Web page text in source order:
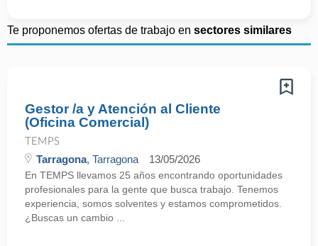
Te proponemos ofertas de trabajo en sectores similares
Gestor /a y Atención al Cliente
(Oficina Comercial)
TEMPS
Tarragona, Tarragona 13/05/2026
En TEMPS llevamos 25 años encontrando oportunidades
profesionales para la gente que busca trabajo. Tenemos
experiencia, somos solventes y estamos comprometidos.
¿Buscas un cambio ...